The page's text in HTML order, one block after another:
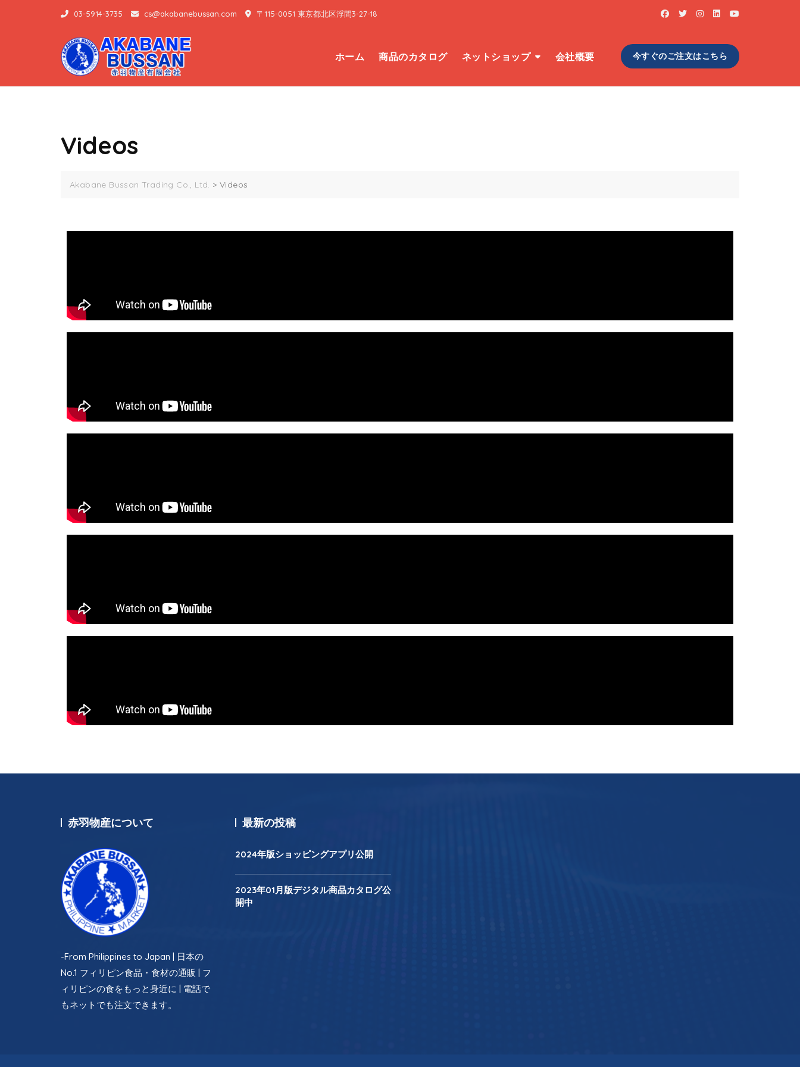
03-5914-3735 cs@akabanebussan.com 〒115-0051 東京都北区浮間3-27-18
ホーム 商品のカタログ ネットショップ 会社概要 今すぐのご注文はこちら
Videos
Akabane Bussan Trading Co., Ltd. >Videos
赤羽物産について
-From Philippines to Japan | 日本の
No.1 フィリピン食品・食材の通販 | フ
ィリピンの食をもっと身近に | 電話で
もネットでも注文できます。
最新の投稿
2024年版ショッピングアプリ公開
2023年01月版デジタル商品カタログ公
開中